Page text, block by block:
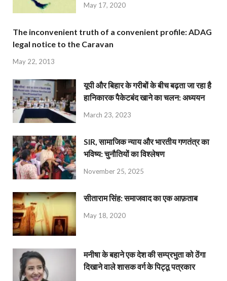
May 17, 2020
The inconvenient truth of a convenient profile: ADAG
legal notice to the Caravan
May 22, 2013
यूपी और बिहार के गरीबों के बीच बढ़ता जा रहा है
हानिकारक पैकेटबंद खाने का चलन: अध्ययन
March 23, 2023
SIR, सामाजिक न्याय और भारतीय गणतंत्र का
भविष्य: चुनौतियों का विश्लेषण
November 25, 2025
सीताराम सिंह: समाजवाद का एक आफ़ताब
May 18, 2020
मनीषा के बहाने एक देश की सम्प्रभुता को ठेंगा
दिखाने वाले शासक वर्ग के पिट्ठू पत्रकार